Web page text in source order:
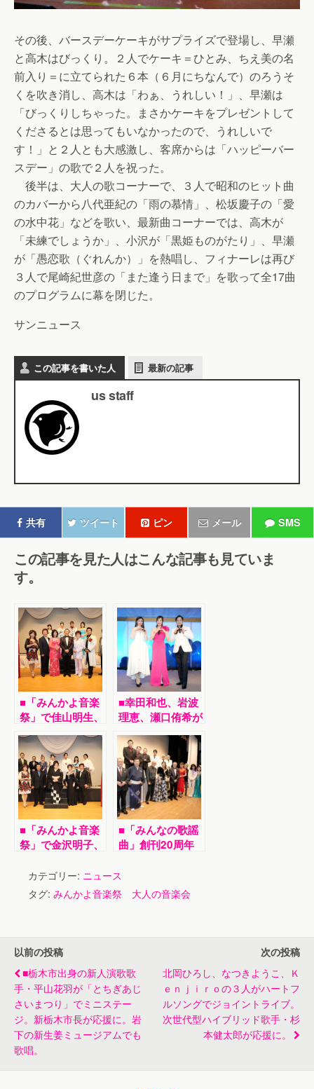
その後、バースデーケーキがサプライズで登場し、早瀬
と高木はびっくり。２人でケーキ＝ひとみ、ちえ美の名
前入り＝に立てられた６本（６月にちなんで）のろうそ
くを吹き消し、高木は「わぁ、うれしい！」、早瀬は
「びっくりしちゃった。まさかケーキをプレゼントして
くださるとは思ってもいなかったので、うれしいで
す！」と２人とも大感激し、客席からは「ハッピーバー
スデー」の歌で２人を祝った。
後半は、大人の歌コーナーで、３人で昭和のヒット曲
のカバーから八代亜紀の「雨の慕情」、松坂慶子の「愛
の水中花」などを歌い、最新曲コーナーでは、高木が
「未練でしょうか」、小沢が「黒姫ものがたり」、早瀬
が「愚恋歌（ぐれんか）」を熱唱し、フィナーレは再び
３人で尾崎紀世彦の「また逢う日まで」を歌って全17曲
のプログラムに幕を閉じた。
サンニュース
この記事を書いた人 最新の記事
us staff
共有 ツイート ピン メール SMS
この記事を見た人はこんな記事も見ていま
す。
■「みんかよ音楽
祭」で佳山明生、
梓夕子、川神あい
ら全10アーティ
ストが競演
■幸田和也、岩波
理恵、瀬口侑希が
東京・浅草ビュー
ホテル アネック
ス六区でトワイラ
イトライブ。
■「みんかよ音楽
祭」で金沢明子、
みゆら全11アー
ティストが３時間
超にわたって競演
■「みんなの歌謡
曲」創刊20周年
楽祭」で佳山明
生、瀬口侑希、池
田進とグリーンア
カテゴリー: ニュース
タグ: みんかよ音楽祭 大人の音楽会
以前の投稿
■栃木市出身の新人演歌歌
手・平山花羽が「とちぎあじ
さいまつり」でミニステー
ジ。新栃木市長が応援に。岩
下の新生姜ミュージアムでも
歌唱。
次の投稿
北岡ひろし、なつきようこ、ｋ
Ｅｎｊｉｒｏの３人がハートフ
ルソングでジョイントライブ。
次世代型ハイブリッド歌手・杉
本健太郎が応援に。